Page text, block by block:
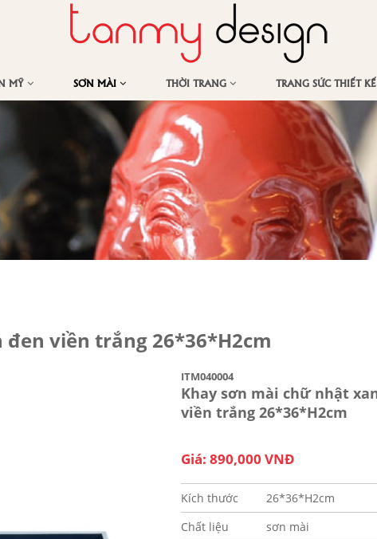
MỸ SƠN MÀI THỜI TRANG
TRANG SỨC THIẾT
viền trắng 26*36*H2cm
ITM040004
Khay sơn mài chữ nhật
viền trắng 26*36*H2cm
Giá: 890,000 VNĐ
Kích thước
26*36*H2cm
Chất liệu
sơn mài